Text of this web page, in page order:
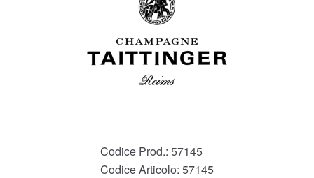
Codice Prod.: 57145
Codice Articolo: 57145